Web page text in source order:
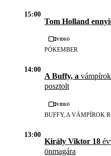
15:00
Tom Holland
Videó
PÓKEMBER
14:00
A Buffy, a
posztolt
Videó
BUFFY, A VÁMPÍROK
13:00
Király Viktor 18
önmagára